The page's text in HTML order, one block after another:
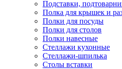
Подставки,
Полка для крышек и
Полки для посуды
Полки для столов
Полки навесные
Стеллажи кухонные
Стеллажи-шпилька
Столы вставки